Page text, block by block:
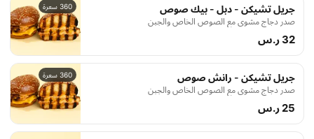
360 سعرة جريل تشيكن - دبل - بيك صوص
صدر دجاج مشوي مع الصوص الخاص والجبن
32 ر.س
360 سعرة جريل تشيكن - رانش صوص
صدر دجاج مشوي مع الصوص الخاص والجبن
25 ر.س